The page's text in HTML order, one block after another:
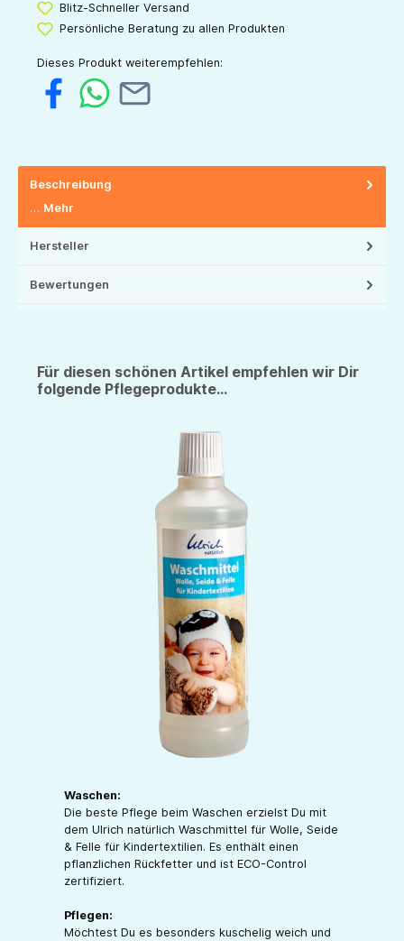
Blitz-Schneller Versand
Persönliche Beratung zu allen Produkten
Dieses Produkt weiterempfehlen:
Beschreibung
… Mehr
Hersteller
Bewertungen
Für diesen schönen Artikel empfehlen wir Dir
folgende Pflegeprodukte...
Waschen:
Die beste Pflege beim Waschen erzielst Du mit
dem Ulrich natürlich Waschmittel für Wolle, Seide
& Felle für Kindertextilien. Es enthält einen
pflanzlichen Rückfetter und ist ECO-Control
zertifiziert.
Pflegen:
Möchtest Du es besonders kuschelig weich und